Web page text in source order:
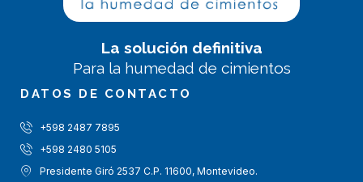
La solución definitiva
Para la humedad de cimientos
DATOS DE CONTACTO
+598 2487 7895
+598 2480 5105
Presidente Giró 2537 C.P. 11600, Montevideo.